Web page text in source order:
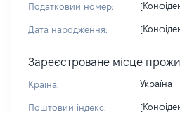
Податковий номер:
Дата народження:
Зареєстроване місце
Країна: Україна
Поштовий індекс: